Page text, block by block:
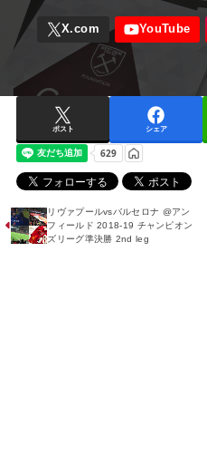
ポスト シェア
リヴァプールvsバルセロナ @アン
フィールド 2018-19 チャンピオン
ズリーグ準決勝 2nd leg